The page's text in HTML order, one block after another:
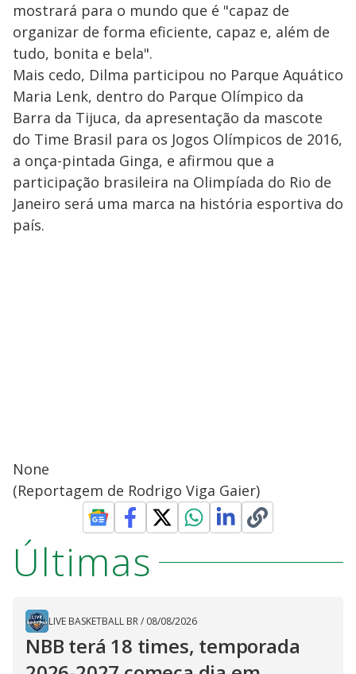
mostrará para o mundo que é "capaz de
organizar de forma eficiente, capaz e, além de
tudo, bonita e bela".
Mais cedo, Dilma participou no Parque Aquático
Maria Lenk, dentro do Parque Olímpico da
Barra da Tijuca, da apresentação da mascote
do Time Brasil para os Jogos Olímpicos de 2016,
a onça-pintada Ginga, e afirmou que a
participação brasileira na Olimpíada do Rio de
Janeiro será uma marca na história esportiva do
país.
None
(Reportagem de Rodrigo Viga Gaier)
Últimas
LIVE BASKETBALL BR/ 08/08/2026
NBB terá 18 times, temporada